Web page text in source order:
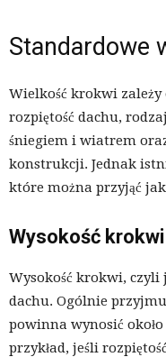
Standardowe
Wielkość krokwi
rozpiętość dachu,
śniegiem i wiatrem
konstrukcji. Jednak
które można przyjąć
Wysokość krokwi
Wysokość krokwi, czyli
dachu. Ogólnie
powinna wynosić
przykład, jeśli